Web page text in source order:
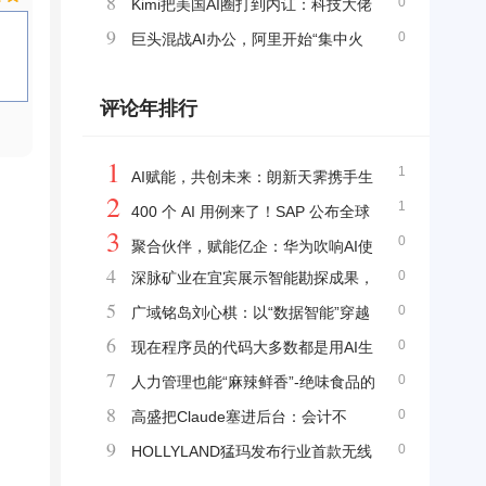
竞争，争夺智能入口
Kimi把美国AI圈打到内讧：科技大佬
倒向开源，安全派急着封堵
0
9
巨头混战AI办公，阿里开始“集中火
评论年排行
1
1
AI赋能，共创未来：朗新天霁携手生
态伙伴共拓人力资源数字化蓝海
1
2
400 个 AI 用例来了！SAP 公布全球
最强企业级 AI 路线图
0
3
聚合伙伴，赋能亿企：华为吹响AI使
能商业市场集结号
0
4
深脉矿业在宜宾展示智能勘探成果，
规划建设宜宾研发制造基地助力产业升级
0
5
广域铭岛刘心棋：以“数据智能”穿越
周期，生态协同重塑制造业价值链 ——2026
天津智博会圆桌对话
0
6
现在程序员的代码大多数都是用AI生
成的，后面会成为屎山代码看不懂吗？
0
7
人力管理也能“麻辣鲜香”-绝味食品的
数字化HR实践
0
8
高盛把Claude塞进后台：会计不
会“死”，但SaaS的席位费会先松动
0
9
HOLLYLAND猛玛发布行业首款无线